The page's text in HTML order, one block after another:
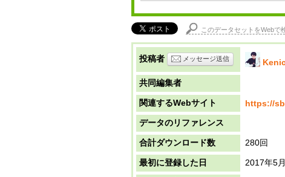
このデータセットをWebで
投稿者 メッセージ送信
共同編集者
関連するWebサイト
https://
データのリファレンス
合計ダウンロード数 280回
最初に登録した日 2017年5